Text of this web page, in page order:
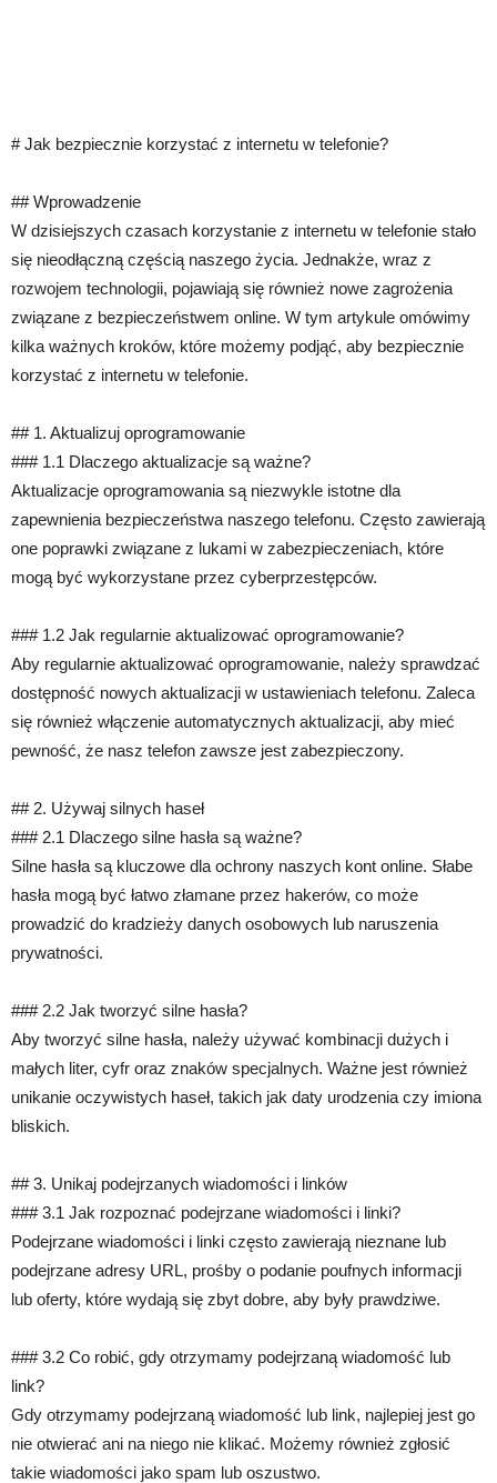
# Jak bezpiecznie korzystać z internetu w telefonie?
## Wprowadzenie
W dzisiejszych czasach korzystanie z internetu w telefonie stało
się nieodłączną częścią naszego życia. Jednakże, wraz z
rozwojem technologii, pojawiają się również nowe zagrożenia
związane z bezpieczeństwem online. W tym artykule omówimy
kilka ważnych kroków, które możemy podjąć, aby bezpiecznie
korzystać z internetu w telefonie.
## 1. Aktualizuj oprogramowanie
### 1.1 Dlaczego aktualizacje są ważne?
Aktualizacje oprogramowania są niezwykle istotne dla
zapewnienia bezpieczeństwa naszego telefonu. Często zawierają
one poprawki związane z lukami w zabezpieczeniach, które
mogą być wykorzystane przez cyberprzestępców.
### 1.2 Jak regularnie aktualizować oprogramowanie?
Aby regularnie aktualizować oprogramowanie, należy sprawdzać
dostępność nowych aktualizacji w ustawieniach telefonu. Zaleca
się również włączenie automatycznych aktualizacji, aby mieć
pewność, że nasz telefon zawsze jest zabezpieczony.
## 2. Używaj silnych haseł
### 2.1 Dlaczego silne hasła są ważne?
Silne hasła są kluczowe dla ochrony naszych kont online. Słabe
hasła mogą być łatwo złamane przez hakerów, co może
prowadzić do kradzieży danych osobowych lub naruszenia
prywatności.
### 2.2 Jak tworzyć silne hasła?
Aby tworzyć silne hasła, należy używać kombinacji dużych i
małych liter, cyfr oraz znaków specjalnych. Ważne jest również
unikanie oczywistych haseł, takich jak daty urodzenia czy imiona
bliskich.
## 3. Unikaj podejrzanych wiadomości i linków
### 3.1 Jak rozpoznać podejrzane wiadomości i linki?
Podejrzane wiadomości i linki często zawierają nieznane lub
podejrzane adresy URL, prośby o podanie poufnych informacji
lub oferty, które wydają się zbyt dobre, aby były prawdziwe.
### 3.2 Co robić, gdy otrzymamy podejrzaną wiadomość lub
link?
Gdy otrzymamy podejrzaną wiadomość lub link, najlepiej jest go
nie otwierać ani na niego nie klikać. Możemy również zgłosić
takie wiadomości jako spam lub oszustwo.